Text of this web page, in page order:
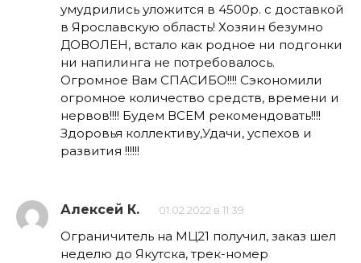
умудрились уложится в 4500р. с доставкой
в Ярославскую область! Хозяин безумно
ДОВОЛЕН, встало как родное ни подгонки
ни напилинга не потребовалось.
Огромное Вам СПАСИБО!!!! Сэкономили
огромное количество средств, времени и
нервов!!!! Будем ВСЕМ рекомендовать!!!!
Здоровья коллективу,Удачи, успехов и
развития !!!!!!
Алексей К. 01.02.2022 в 11:39
Ограничитель на МЦ21 получил, заказ шел
неделю до Якутска, трек-номер